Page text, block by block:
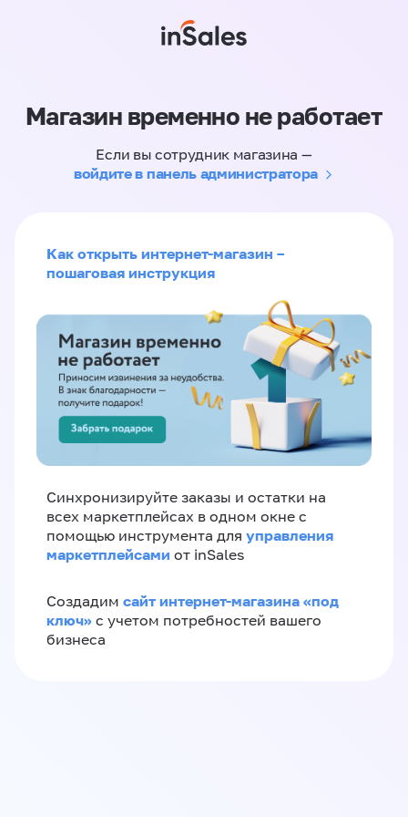
Магазин временно не работает
Если вы сотрудник магазина —
войдите в панель администратора
Как открыть интернет-магазин –
пошаговая инструкция
Синхронизируйте заказы и остатки на
всех маркетплейсах в одном окне с
помощью инструмента для управления
маркетплейсами от inSales
Создадим сайт интернет-магазина «под
ключ» с учетом потребностей вашего
бизнеса